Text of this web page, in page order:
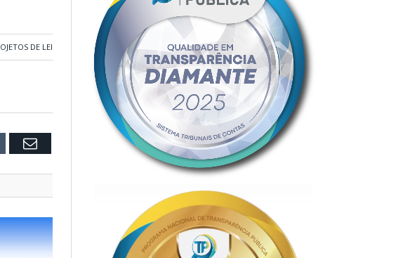
DE LEI
Email